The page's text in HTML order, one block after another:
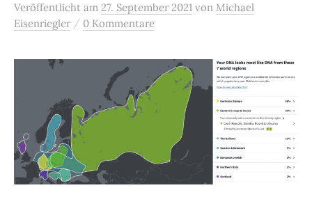
Veröffentlicht am 27. September 2021 von Michael
Eisenriegler / 0 Kommentare